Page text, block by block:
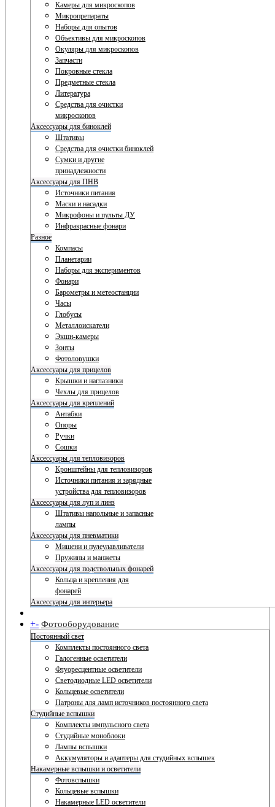
Камеры для микроскопов
Микропрепараты
Наборы для опытов
Объективы для микроскопов
Окуляры для микроскопов
Запчасти
Покровные стекла
Предметные стекла
Литература
Средства для очистки
микроскопов
Аксессуары для биноклей
Штативы
Средства для очистки биноклей
Сумки и другие
принадлежности
Аксессуары для ПНВ
Источники питания
Маски и насадки
Микрофоны и пульты ДУ
Инфракрасные фонари
Разное
Компасы
Планетарии
Наборы для экспериментов
Фонари
Барометры и метеостанции
Часы
Глобусы
Металлоискатели
Экшн-камеры
Зонты
Фотоловушки
Аксессуары для прицелов
Крышки и наглазники
Чехлы для прицелов
Аксессуары для креплений
Антабки
Опоры
Ручки
Сошки
Аксессуары для тепловизоров
Кронштейны для тепловизоров
Источники питания и зарядные
устройства для тепловизоров
Аксессуары для луп и линз
Штативы напольные и запасные
лампы
Аксессуары для пневматики
Мишени и пулеулавливатели
Пружины и манжеты
Аксессуары для подствольных фонарей
Кольца и крепления для
фонарей
Аксессуары для интерьера
+- Фотооборудование
Постоянный свет
Комплекты постоянного света
Галогенные осветители
Флуоресцентные осветители
Светодиодные LED осветители
Кольцевые осветители
Патроны для ламп источников постоянного света
Студийные вспышки
Комплекты импульсного света
Студийные моноблоки
Лампы вспышки
Аккумуляторы и адаптеры для студийных вспышек
Накамерные вспышки и осветители
Фотовспышки
Кольцевые вспышки
Накамерные LED осветители